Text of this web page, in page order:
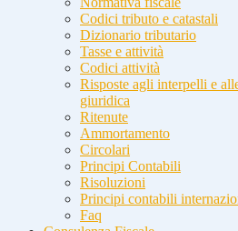
Codici tributo e catastali
Dizionario tributario
Tasse e attività
Codici attività
Risposte agli interpelli e
giuridica
Ritenute
Ammortamento
Circolari
Principi Contabili
Risoluzioni
Principi contabili
Faq